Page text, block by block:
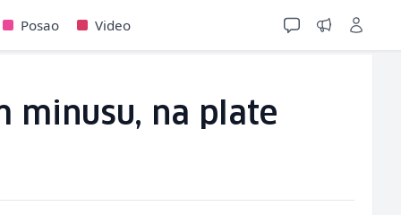
Posao Video
minusu, na plate